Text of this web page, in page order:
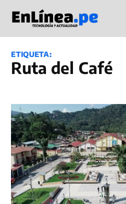
contenido
en
ETIQUETA:
Ruta del Café